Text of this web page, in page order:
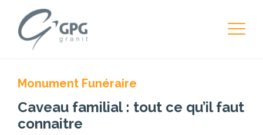
Monument Funéraire
Caveau familial : tout ce qu’il faut
connaitre